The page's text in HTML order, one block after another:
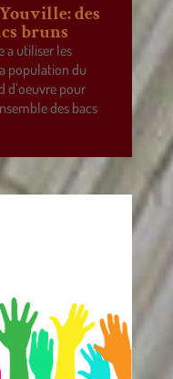
des
bruns
a utiliser les
population du
d’oeuvre pour
des bacs